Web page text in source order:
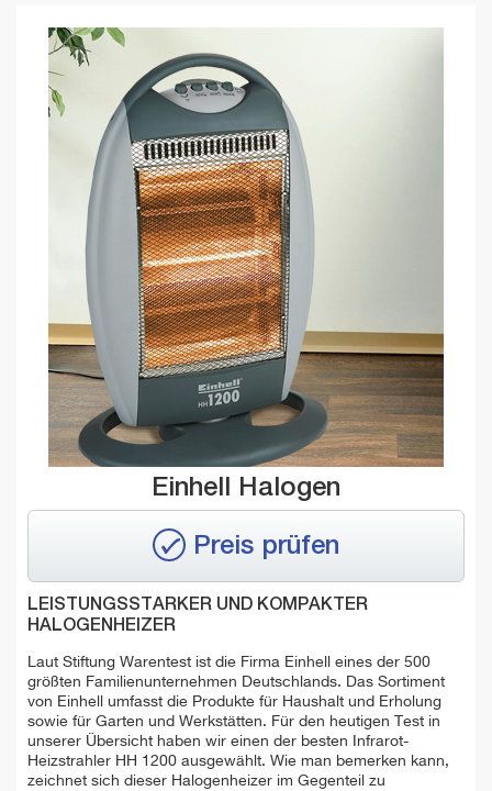
Einhell Halogen
Preis prüfen
LEISTUNGSSTARKER UND KOMPAKTER
HALOGENHEIZER
Laut Stiftung Warentest ist die Firma Einhell eines der 500
größten Familienunternehmen Deutschlands. Das Sortiment
von Einhell umfasst die Produkte für Haushalt und Erholung
sowie für Garten und Werkstätten. Für den heutigen Test in
unserer Übersicht haben wir einen der besten Infrarot-
Heizstrahler HH 1200 ausgewählt. Wie man bemerken kann,
zeichnet sich dieser Halogenheizer im Gegenteil zu